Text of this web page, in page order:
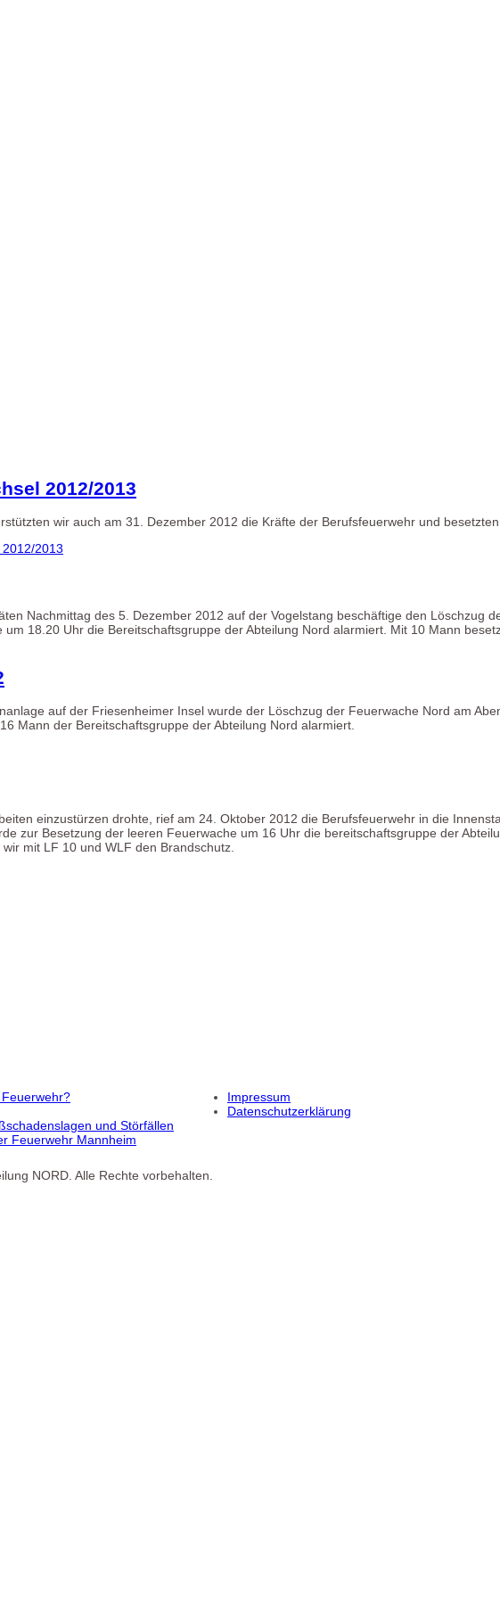
2012/2013
wir auch am 31. Dezember 2012 die Kräfte der Berufsfeuerwehr und besetzten
2013
Nachmittag des 5. Dezember 2012 auf der Vogelstang beschäftige den Löschzug
18.20 Uhr die Bereitschaftsgruppe der Abteilung Nord alarmiert. Mit 10 Mann
auf der Friesenheimer Insel wurde der Löschzug der Feuerwache Nord am
Mann der Bereitschaftsgruppe der Abteilung Nord alarmiert.
einzustürzen drohte, rief am 24. Oktober 2012 die Berufsfeuerwehr in die
zur Besetzung der leeren Feuerwache um 16 Uhr die bereitschaftsgruppe der
mit LF 10 und WLF den Brandschutz.
und Störfällen
Feuerwehr Mannheim
Impressum
Datenschutzerklärung
NORD. Alle Rechte vorbehalten.